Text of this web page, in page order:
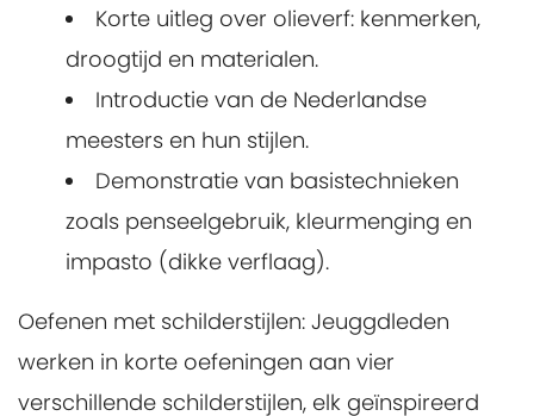
Korte uitleg over olieverf: kenmerken,
droogtijd en materialen.
Introductie van de Nederlandse
meesters en hun stijlen.
Demonstratie van basistechnieken
zoals penseelgebruik, kleurmenging en
impasto (dikke verflaag).
Oefenen met schilderstijlen: Jeuggdleden
werken in korte oefeningen aan vier
verschillende schilderstijlen, elk geïnspireerd